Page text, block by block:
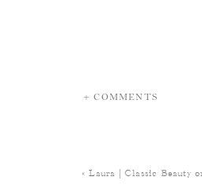
+ COMMENTS
«Laura | Classic Beauty